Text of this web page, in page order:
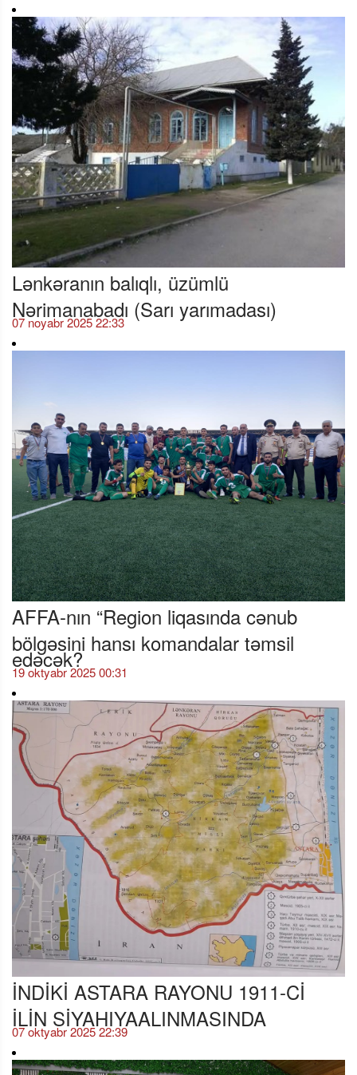
Lənkəranın balıqlı, üzümlü
Nərimanabadı (Sarı yarımadası)
07 noyabr 2025 22:33
AFFA-nın “Region liqasında cənub
bölgəsini hansı komandalar təmsil
edəcək?
19 oktyabr 2025 00:31
İNDİKİ ASTARA RAYONU 1911-Cİ
İLİN SİYAHIYAALINMASINDA
07 oktyabr 2025 22:39